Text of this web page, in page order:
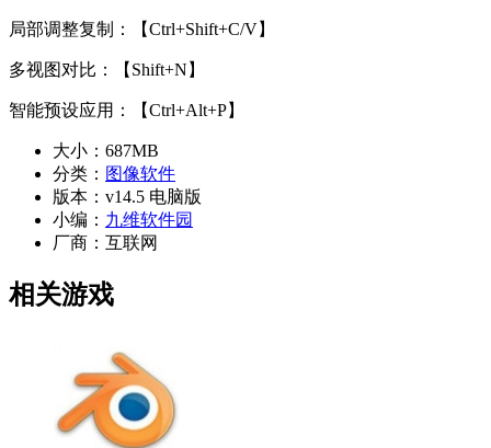
局部调整复制：【Ctrl+Shift+C/V】
多视图对比：【Shift+N】
智能预设应用：【Ctrl+Alt+P】
大小： 687MB
分类： 图像软件
版本： v14.5 电脑版
小编： 九维软件园
厂商： 互联网
相关游戏